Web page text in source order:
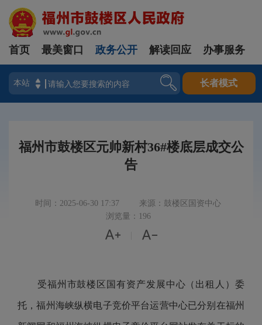
登录
首页 最美窗口 政务公开 解读回应 办事服务
长者模式
福州市鼓楼区元帅新村36#楼底层成交公
告
时间：2025-06-30 17:37
来源：鼓楼区国资中心
浏览量：196
 
受福州市鼓楼区国有资产发展中心（出租人）委
托，福州海峡纵横电子竞价平台运营中心已分别在福州